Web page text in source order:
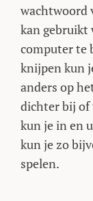
wachtwoord
kan gebruikt
computer te
knijpen kun
anders op
dichter bij of
kun je in en
kun je zo
spelen.